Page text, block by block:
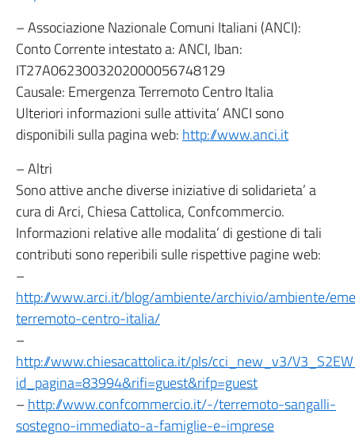
– Associazione Nazionale Comuni Italiani (ANCI):
Conto Corrente intestato a: ANCI, Iban:
IT27A0623003202000056748129
Causale: Emergenza Terremoto Centro Italia
Ulteriori informazioni sulle attivita’ ANCI sono
disponibili sulla pagina web: http://www.anci.it
– Altri
Sono attive anche diverse iniziative di solidarieta’ a
cura di Arci, Chiesa Cattolica, Confcommercio.
Informazioni relative alle modalita’ di gestione di tali
contributi sono reperibili sulle rispettive pagine web:
–
http://www.arci.it/blog/ambiente/archivio/ambiente/
terremoto-centro-italia/
–
http://www.chiesacattolica.it/pls/cci_new_v3/
id_pagina=83994&rifi=guest&rifp=guest
–http://www.confcommercio.it/-/terremoto-sangalli-
sostegno-immediato-a-famiglie-e-imprese